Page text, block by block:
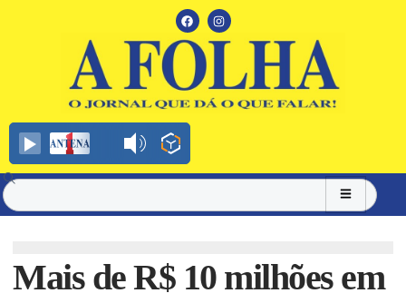
Mais de R$ 10 milhões em